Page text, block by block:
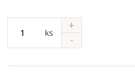
ks